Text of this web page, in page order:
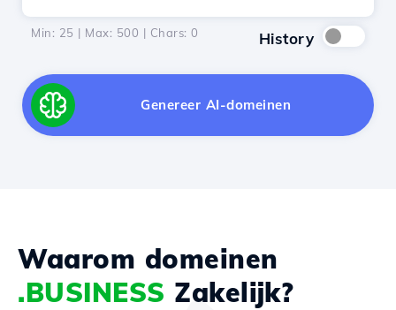
Min: 25 | Max: 500 | Chars: 0 History
Genereer AI-domeinen
Waarom domeinen
.BUSINESS Zakelijk?